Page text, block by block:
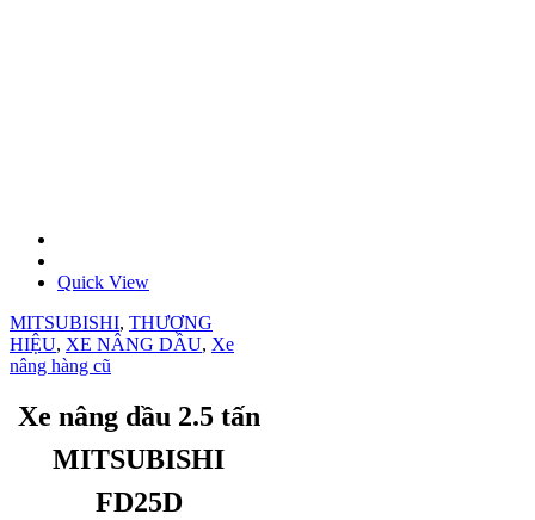
Quick View
MITSUBISHI, THƯƠNG
HIỆU, XE NÂNG DẦU, Xe
nâng hàng cũ
Xe nâng dầu 2.5 tấn
MITSUBISHI
FD25D